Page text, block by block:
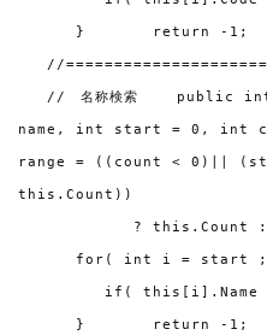
} return -1;
//
// 名称検索 public int
name, int start =
range = ((count < 0)||
this.Count))
? this.Count :
for( int i = start ; i
if( this[i].Name ==
} return -1;